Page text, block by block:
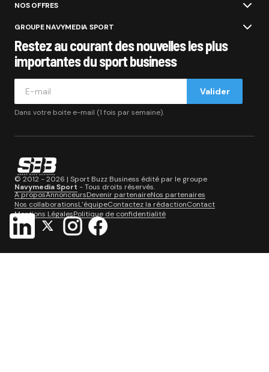
NOS OFFRES
GROUPE NAVYMEDIA SPORT
Restez au courant des nouvelles les plus
importantes du sport business
Valider
Dans votre boite e-mail (1 fois par semaine).
© 2012 - 2026 | Sport Buzz Business édité par le groupe
Navymedia Sport - Tous droits réservés.
A proposAnnonceursDevenir partenaireNos partenaires
Nos collaborationsL’équipeContactez la rédactionContact
Mentions LégalesPolitique de confidentialité